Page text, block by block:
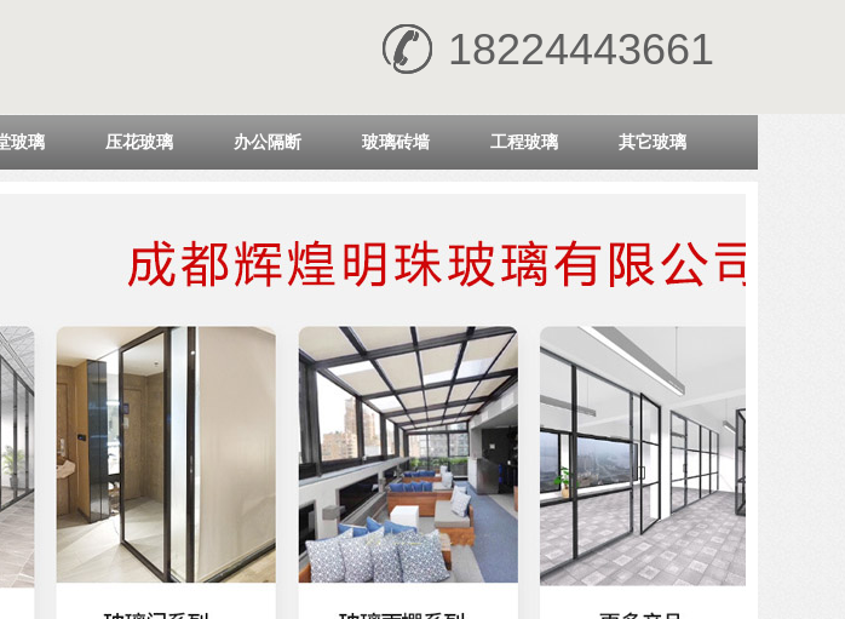
18224443661
玻璃 压花玻璃 办公隔断 玻璃砖墙 工程玻璃 其它玻璃